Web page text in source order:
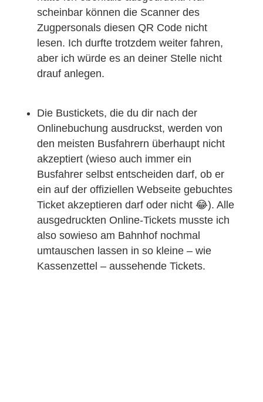
scheinbar können die Scanner des
Zugpersonals diesen QR Code nicht
lesen. Ich durfte trotzdem weiter fahren,
aber ich würde es an deiner Stelle nicht
drauf anlegen.
Die Bustickets, die du dir nach der
Onlinebuchung ausdruckst, werden von
den meisten Busfahrern überhaupt nicht
akzeptiert (wieso auch immer ein
Busfahrer selbst entscheiden darf, ob er
ein auf der offiziellen Webseite gebuchtes
Ticket akzeptieren darf oder nicht 😂). Alle
ausgedruckten Online-Tickets musste ich
also sowieso am Bahnhof nochmal
umtauschen lassen in so kleine – wie
Kassenzettel – aussehende Tickets.